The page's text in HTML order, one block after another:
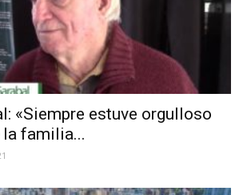
«Siempre estuve orgulloso
la familia...